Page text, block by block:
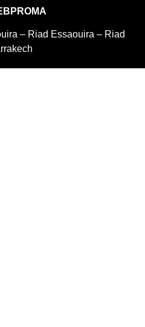
– Riad Essaouira – Riad